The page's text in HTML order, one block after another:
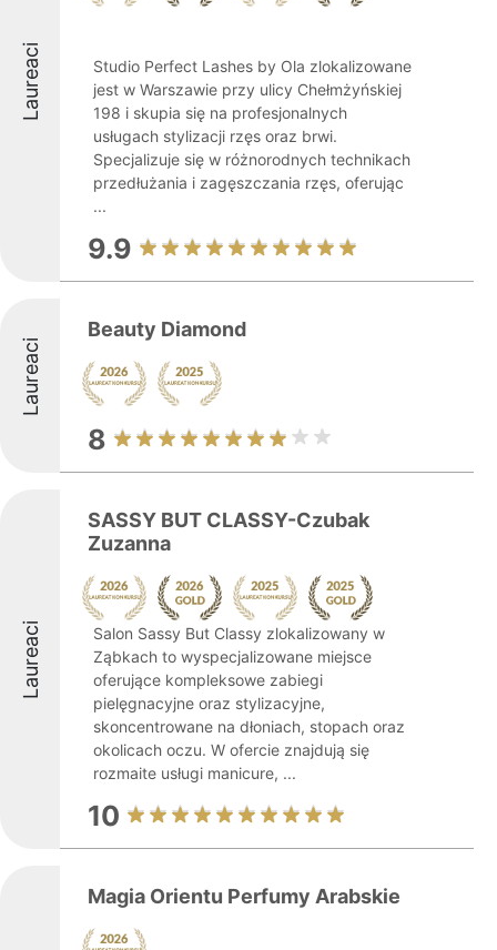
Laureaci
Studio Perfect Lashes by Ola zlokalizowane
jest w Warszawie przy ulicy Chełmżyńskiej
198 i skupia się na profesjonalnych
usługach stylizacji rzęs oraz brwi.
Specjalizuje się w różnorodnych technikach
przedłużania i zagęszczania rzęs, oferując
...
9.9
Laureaci
Beauty Diamond
8
Laureaci
SASSY BUT CLASSY-Czubak
Zuzanna
Salon Sassy But Classy zlokalizowany w
Ząbkach to wyspecjalizowane miejsce
oferujące kompleksowe zabiegi
pielęgnacyjne oraz stylizacyjne,
skoncentrowane na dłoniach, stopach oraz
okolicach oczu. W ofercie znajdują się
rozmaite usługi manicure, ...
10
Magia Orientu Perfumy Arabskie